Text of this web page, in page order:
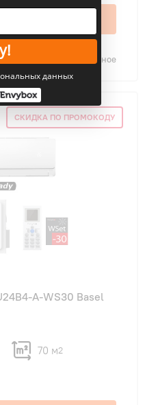
В избранное
СКИДКА ПО ПРОМОКОДУ
A-WS30 Basel
70 м2
данных